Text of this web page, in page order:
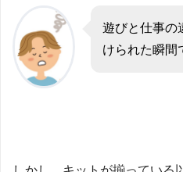
遊びと仕事の
けられた瞬間